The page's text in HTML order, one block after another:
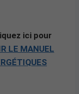
ici pour
LE MANUEL